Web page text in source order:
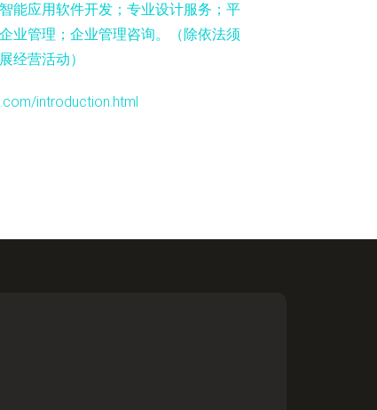
能应用软件开发；专业设计服务；平
业管理；企业管理咨询。（除依法须
经营活动）
introduction.html